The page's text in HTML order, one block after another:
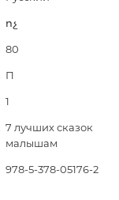
ոչ
80
П
1
7 лучших сказок
малышам
978-5-378-05176-2